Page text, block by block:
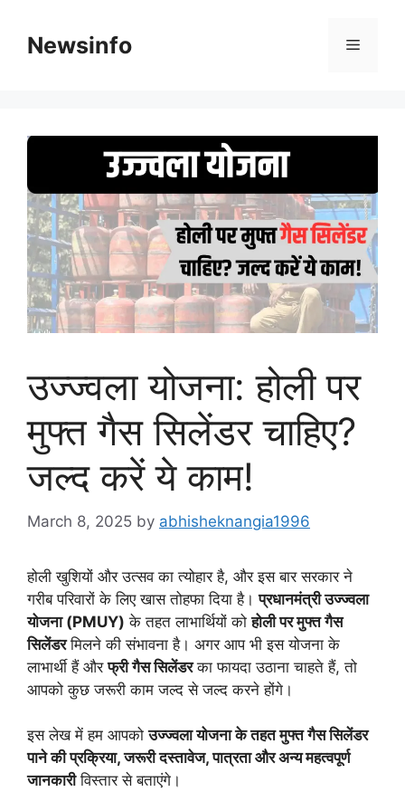
contentNewsinfo Menu
उज्ज्वला योजना: होली पर
मुफ्त गैस सिलेंडर चाहिए?
जल्द करें ये काम!
March 8, 2025 by abhisheknangia1996
होली खुशियों और उत्सव का त्योहार है, और इस बार सरकार ने
गरीब परिवारों के लिए खास तोहफा दिया है।प्रधानमंत्री उज्ज्वला
योजना (PMUY) के तहत लाभार्थियों कोहोली पर मुफ्त गैस
सिलेंडरमिलने की संभावना है। अगर आप भी इस योजना के
लाभार्थी हैं औरफ्री गैस सिलेंडरका फायदा उठाना चाहते हैं, तो
आपको कुछ जरूरी काम जल्द से जल्द करने होंगे।
इस लेख में हम आपकोउज्ज्वला योजना के तहत मुफ्त गैस सिलेंडर
पाने की प्रक्रिया, जरूरी दस्तावेज, पात्रता और अन्य महत्वपूर्ण
जानकारीविस्तार से बताएंगे।